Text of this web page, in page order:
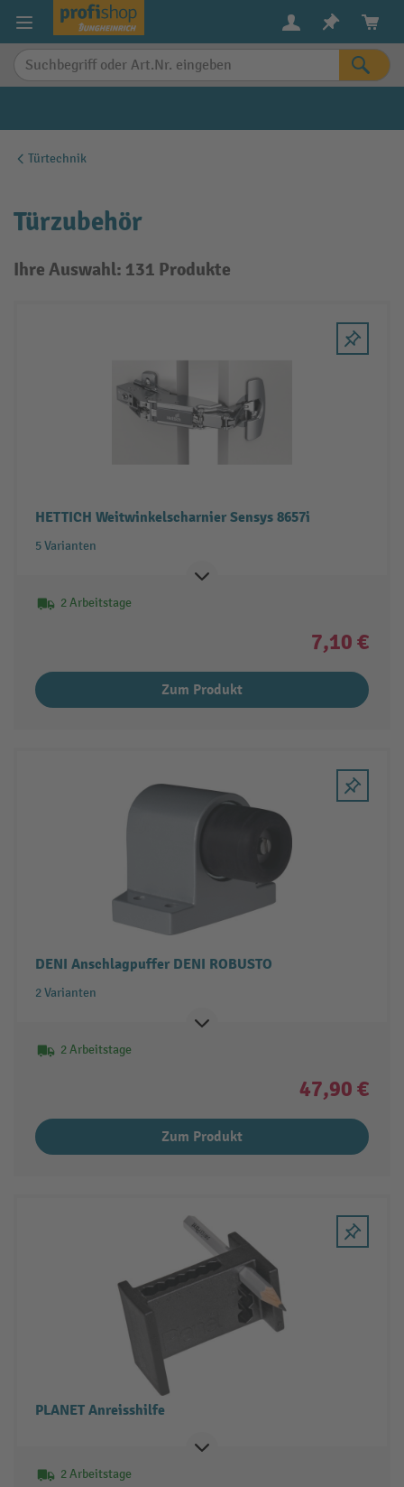
springen
Türtechnik
Türzubehör
Ihre Auswahl: 131 Produkte
HETTICH Weitwinkelscharnier Sensys 8657i
5 Varianten
2 Arbeitstage
7,10 €
Zum Produkt
DENI Anschlagpuffer DENI ROBUSTO
2 Varianten
2 Arbeitstage
47,90 €
Zum Produkt
PLANET Anreisshilfe
2 Arbeitstage